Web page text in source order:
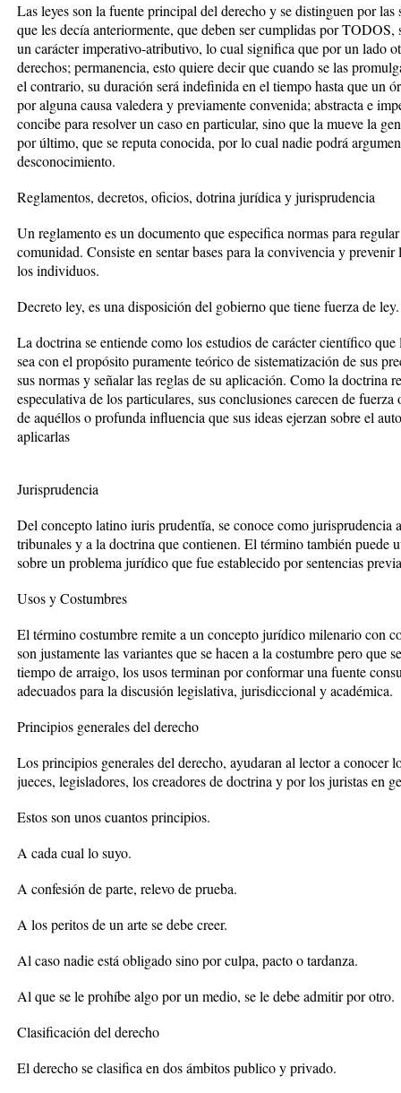
Las leyes son la fuente principal del derecho y se distinguen por
que les decía anteriormente, que deben ser cumplidas por
un carácter imperativo-atributivo, lo cual significa que por un lado
derechos; permanencia, esto quiere decir que cuando se las
el contrario, su duración será indefinida en el tiempo hasta que un
por alguna causa valedera y previamente convenida; abstracta e
concibe para resolver un caso en particular, sino que la mueve la
por último, que se reputa conocida, por lo cual nadie podrá
desconocimiento.
Reglamentos, decretos, oficios, dotrina jurídica y jurisprudencia
Un reglamento es un documento que especifica normas para
comunidad. Consiste en sentar bases para la convivencia y
los individuos.
Decreto ley, es una disposición del gobierno que tiene fuerza de ley.
La doctrina se entiende como los estudios de carácter científico
sea con el propósito puramente teórico de sistematización de sus
sus normas y señalar las reglas de su aplicación. Como la doctrina
especulativa de los particulares, sus conclusiones carecen de
de aquéllos o profunda influencia que sus ideas ejerzan sobre el
aplicarlas
Jurisprudencia
Del concepto latino iuris prudentĭa, se conoce como jurisprudencia
tribunales y a la doctrina que contienen. El término también puede
sobre un problema jurídico que fue establecido por sentencias
Usos y Costumbres
El término costumbre remite a un concepto jurídico milenario con
son justamente las variantes que se hacen a la costumbre pero que
tiempo de arraigo, los usos terminan por conformar una fuente
adecuados para la discusión legislativa, jurisdiccional y académica.
Principios generales del derecho
Los principios generales del derecho, ayudaran al lector a conocer
jueces, legisladores, los creadores de doctrina y por los juristas en
Estos son unos cuantos principios.
A cada cual lo suyo.
A confesión de parte, relevo de prueba.
A los peritos de un arte se debe creer.
Al caso nadie está obligado sino por culpa, pacto o tardanza.
Al que se le prohíbe algo por un medio, se le debe admitir por otro.
Clasificación del derecho
El derecho se clasifica en dos ámbitos publico y privado.